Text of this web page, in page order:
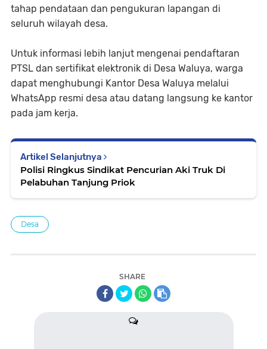
tahap pendataan dan pengukuran lapangan di
seluruh wilayah desa.
Untuk informasi lebih lanjut mengenai pendaftaran
PTSL dan sertifikat elektronik di Desa Waluya, warga
dapat menghubungi Kantor Desa Waluya melalui
WhatsApp resmi desa atau datang langsung ke kantor
pada jam kerja.
Artikel Selanjutnya
Polisi Ringkus Sindikat Pencurian Aki Truk Di
Pelabuhan Tanjung Priok
Desa
SHARE